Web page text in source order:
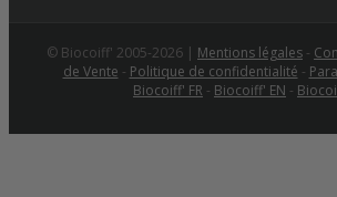
© Biocoiff' 2005-2026 | Mentions légales -
de Vente - Politique de confidentialité -
Biocoiff' FR - Biocoiff' EN -